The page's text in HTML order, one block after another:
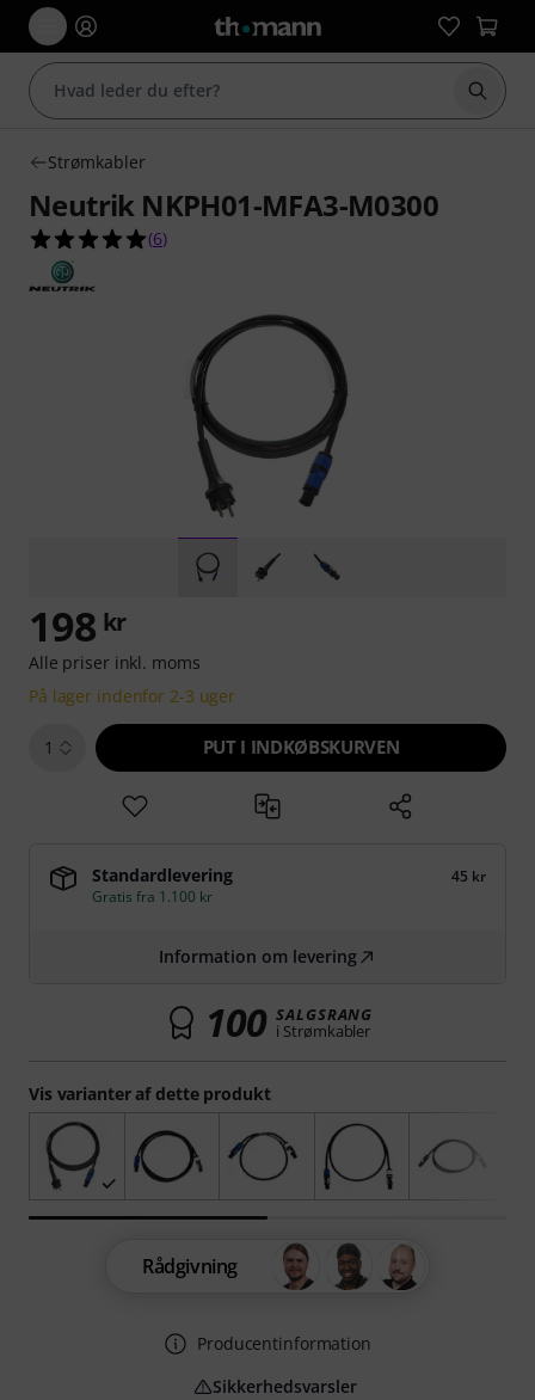
Start
Strømkabler
Neutrik NKPH01-MFA3-M0300
5.0 ud af 5 stjerner fra 6 kundebedømmelser
(6)
Vis varianter af dette produkt
198 kr
Alle priser inkl. moms
På lager indenfor 2-3 uger
1 PUT I INDKØBSKURVEN
Standardlevering
45 kr
Gratis fra 1.100 kr
Information om levering
100 SALGSRANG
i Strømkabler
Rådgivning
Producentinformation
Sikkerhedsvarsler